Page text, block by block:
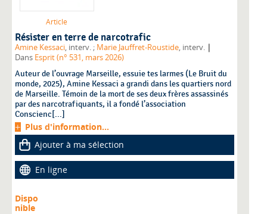
Article
Résister en terre de narcotrafic
Amine Kessaci , interv. ; Marie Jauffret-Roustide, interv. |
Dans Esprit (n° 531, mars 2026)
Auteur de l’ouvrage Marseille, essuie tes larmes (Le Bruit du
monde, 2025), Amine Kessaci a grandi dans les quartiers nord
de Marseille. Témoin de la mort de ses deux frères assassinés
par des narcotrafiquants, il a fondé l’association
Conscienc[...]
Plus d'information...
Ajouter à ma sélection
En ligne
Dispo
nible